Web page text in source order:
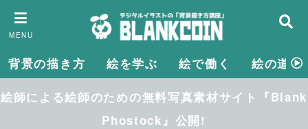
MENU
背景の描き方 絵を学ぶ 絵で働く 絵の道具
絵師による絵師のための無料写真素材サイト『Blank
Phostock』公開!